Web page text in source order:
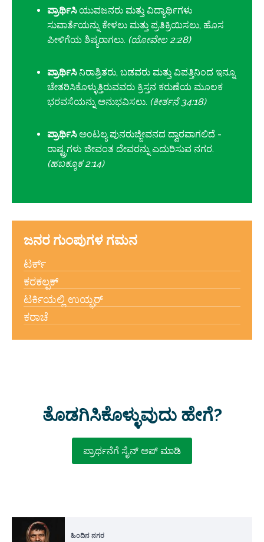
ಪ್ರಾರ್ಥಿಸಿಯುವಜನರು ಮತ್ತು ವಿದ್ಯಾರ್ಥಿಗಳು
ಸುವಾರ್ತೆಯನ್ನು ಕೇಳಲು ಮತ್ತು ಪ್ರತಿಕ್ರಿಯಿಸಲು, ಹೊಸ
ಪೀಳಿಗೆಯ ಶಿಷ್ಯರಾಗಲು. (ಯೋವೇಲ 2:28)
ಪ್ರಾರ್ಥಿಸಿನಿರಾಶ್ರಿತರು, ಬಡವರು ಮತ್ತು ವಿಪತ್ತಿನಿಂದ ಇನ್ನೂ
ಚೇತರಿಸಿಕೊಳ್ಳುತ್ತಿರುವವರು ಕ್ರಿಸ್ತನ ಕರುಣೆಯ ಮೂಲಕ
ಭರವಸೆಯನ್ನು ಅನುಭವಿಸಲು. (ಕೀರ್ತನೆ 34:18)
ಪ್ರಾರ್ಥಿಸಿಅಂಟಲ್ಯ ಪುನರುಜ್ಜೀವನದ ದ್ವಾರವಾಗಲಿದೆ -
ರಾಷ್ಟ್ರಗಳು ಜೀವಂತ ದೇವರನ್ನು ಎದುರಿಸುವ ನಗರ.
(ಹಬಕ್ಕೂಕ 2:14)
ಜನರ ಗುಂಪುಗಳ ಗಮನ
ಟರ್ಕ್
ಕರಕಲ್ಪಕ್
ಟರ್ಕಿಯಲ್ಲಿ ಉಯ್ಘರ್
ಕರಾಚೆ
ತೊಡಗಿಸಿಕೊಳ್ಳುವುದು ಹೇಗೆ?
ಪ್ರಾರ್ಥನೆಗೆ ಸೈನ್ ಅಪ್ ಮಾಡಿ
ಹಿಂದಿನ ನಗರ